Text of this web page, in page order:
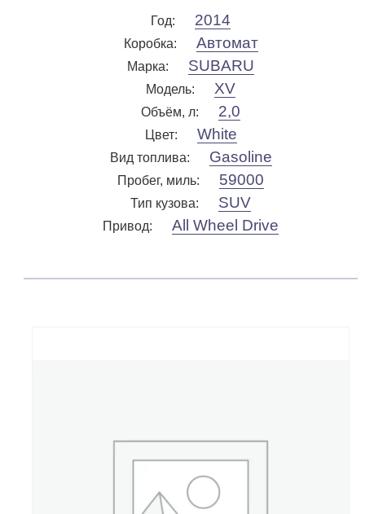
Год: 2014
Коробка: Автомат
Марка: SUBARU
Модель: XV
Объём, л: 2,0
Цвет: White
Вид топлива: Gasoline
Пробег, миль: 59000
Тип кузова: SUV
Привод: All Wheel Drive